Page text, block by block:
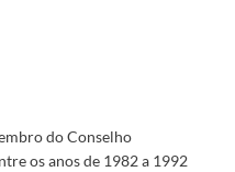
do Conselho
os anos de 1982 a 1992